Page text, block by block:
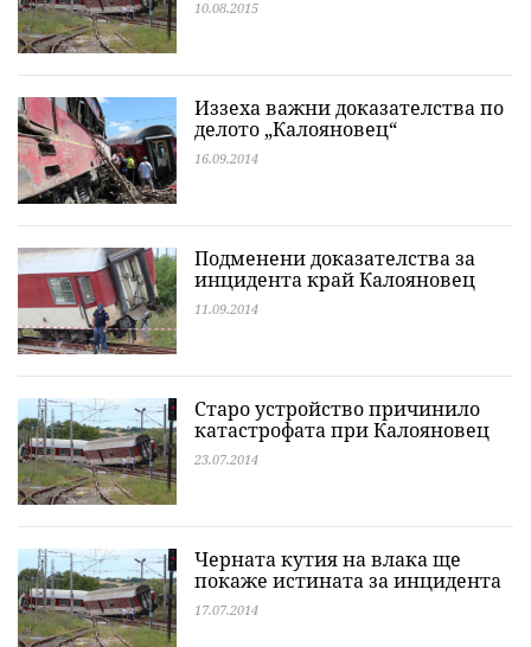
10.08.2015
Иззеха важни доказателства по
делото „Калояновец“
16.09.2014
Подменени доказателства за
инцидента край Калояновец
11.09.2014
Старо устройство причинило
катастрофата при Калояновец
23.07.2014
Черната кутия на влака ще
покаже истината за инцидента
17.07.2014